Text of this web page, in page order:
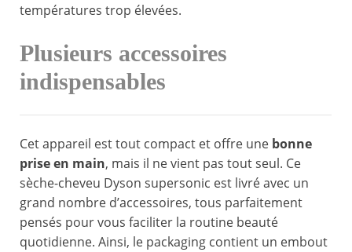
températures trop élevées.
Plusieurs accessoires
indispensables
Cet appareil est tout compact et offre une bonne
prise en main, mais il ne vient pas tout seul. Ce
sèche-cheveu Dyson supersonic est livré avec un
grand nombre d’accessoires, tous parfaitement
pensés pour vous faciliter la routine beauté
quotidienne. Ainsi, le packaging contient un embout